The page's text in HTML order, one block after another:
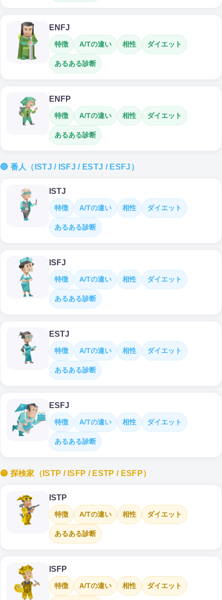
ENFJ
特徴 A/Tの違い 相性 ダイエット
あるある診断
ENFP
特徴 A/Tの違い 相性 ダイエット
あるある診断
🔵 番人（ISTJ / ISFJ / ESTJ / ESFJ）
ISTJ
特徴 A/Tの違い 相性 ダイエット
あるある診断
ISFJ
特徴 A/Tの違い 相性 ダイエット
あるある診断
ESTJ
特徴 A/Tの違い 相性 ダイエット
あるある診断
ESFJ
特徴 A/Tの違い 相性 ダイエット
あるある診断
🟡 探検家（ISTP / ISFP / ESTP / ESFP）
ISTP
特徴 A/Tの違い 相性 ダイエット
あるある診断
ISFP
特徴 A/Tの違い 相性 ダイエット